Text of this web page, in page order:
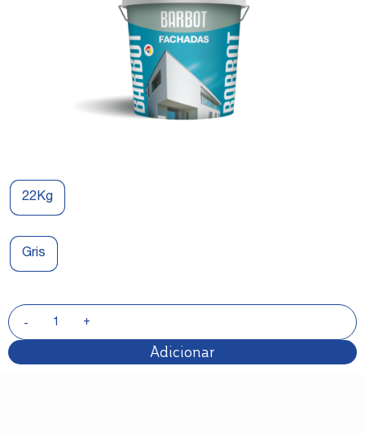
22Kg
Gris
Adicionar